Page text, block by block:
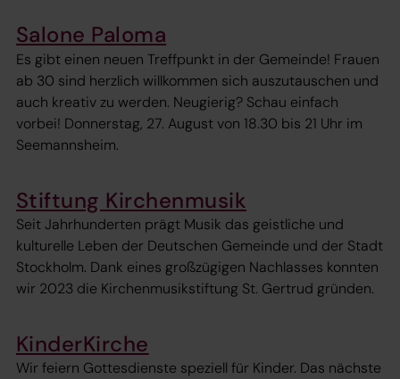
Salone Paloma
Es gibt einen neuen Treffpunkt in der Gemeinde! Frauen
ab 30 sind herzlich willkommen sich auszutauschen und
auch kreativ zu werden. Neugierig? Schau einfach
vorbei! Donnerstag, 27. August von 18.30 bis 21 Uhr im
Seemannsheim.
Stiftung Kirchenmusik
Seit Jahrhunderten prägt Musik das geistliche und
kulturelle Leben der Deutschen Gemeinde und der Stadt
Stockholm. Dank eines großzügigen Nachlasses konnten
wir 2023 die Kirchenmusikstiftung St. Gertrud gründen.
KinderKirche
Wir feiern Gottesdienste speziell für Kinder. Das nächste